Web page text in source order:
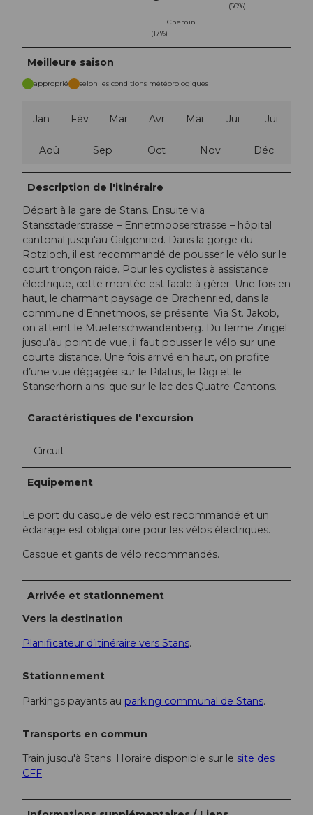
(50%)
Chemin
(17%)
Meilleure saison
approprié selon les conditions météorologiques
Jan Fév Mar Avr Mai Jui Jui
Aoû Sep Oct Nov Déc
Description de l'itinéraire
Départ à la gare de Stans. Ensuite via
Stansstaderstrasse – Ennetmooserstrasse – hôpital
cantonal jusqu'au Galgenried. Dans la gorge du
Rotzloch, il est recommandé de pousser le vélo sur le
court tronçon raide. Pour les cyclistes à assistance
électrique, cette montée est facile à gérer. Une fois en
haut, le charmant paysage de Drachenried, dans la
commune d'Ennetmoos, se présente. Via St. Jakob,
on atteint le Mueterschwandenberg. Du ferme Zingel
jusqu’au point de vue, il faut pousser le vélo sur une
courte distance. Une fois arrivé en haut, on profite
d’une vue dégagée sur le Pilatus, le Rigi et le
Stanserhorn ainsi que sur le lac des Quatre-Cantons.
Caractéristiques de l'excursion
Circuit
Equipement
Le port du casque de vélo est recommandé et un
éclairage est obligatoire pour les vélos électriques.
Casque et gants de vélo recommandés.
Arrivée et stationnement
Vers la destination
Planificateur d’itinéraire vers Stans.
Stationnement
Parkings payants au parking communal de Stans.
Transports en commun
Train jusqu'à Stans. Horaire disponible sur le site des
CFF.